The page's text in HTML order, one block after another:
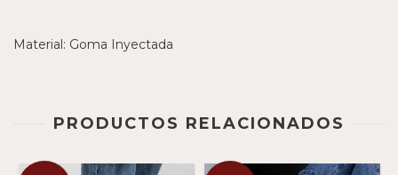
Material: Goma Inyectada
PRODUCTOS RELACIONADOS